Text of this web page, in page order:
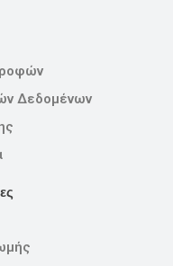
Δεδομένων